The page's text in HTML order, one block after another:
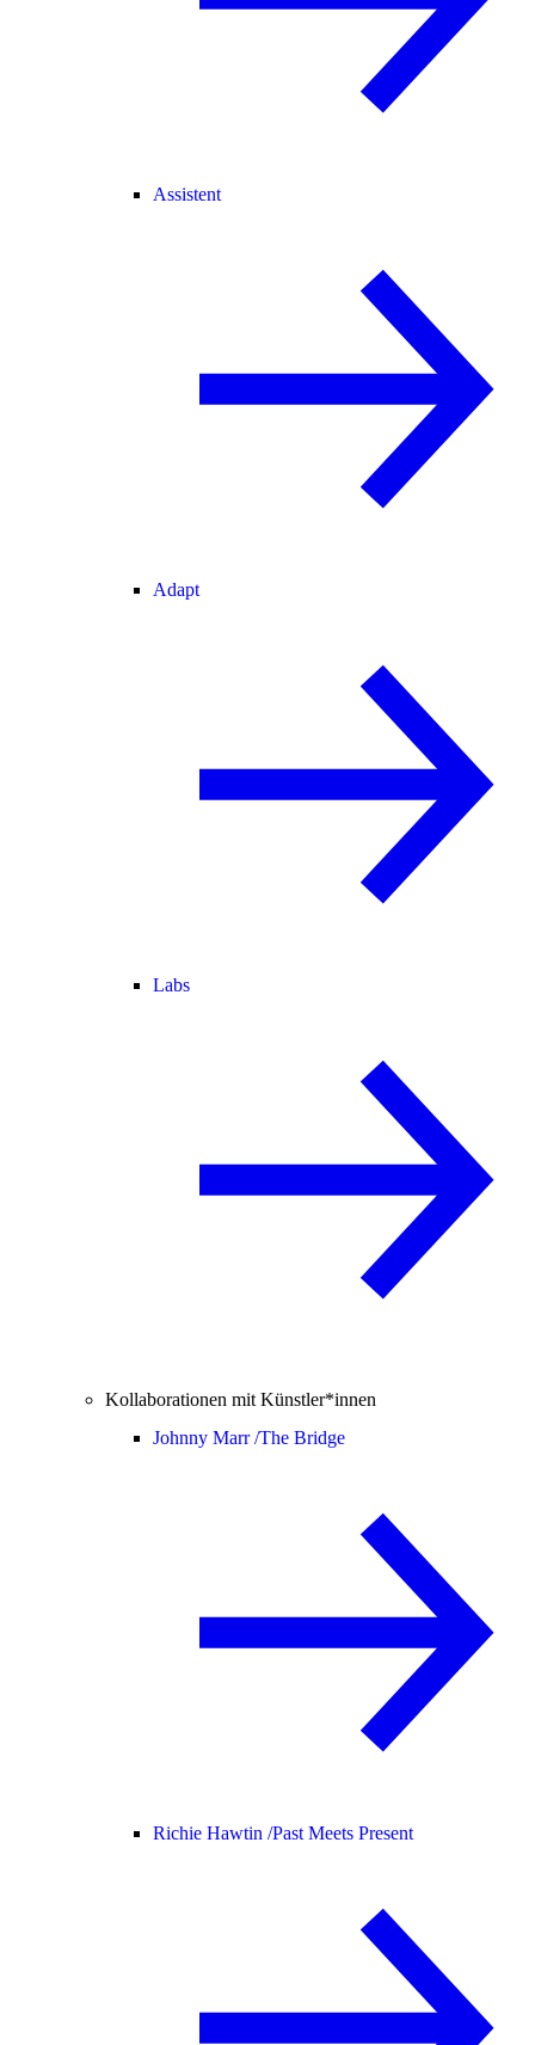
Assistent
Adapt
Labs
Kollaborationen mit Künstler*innen
Johnny Marr /The Bridge
Richie Hawtin /Past Meets Present